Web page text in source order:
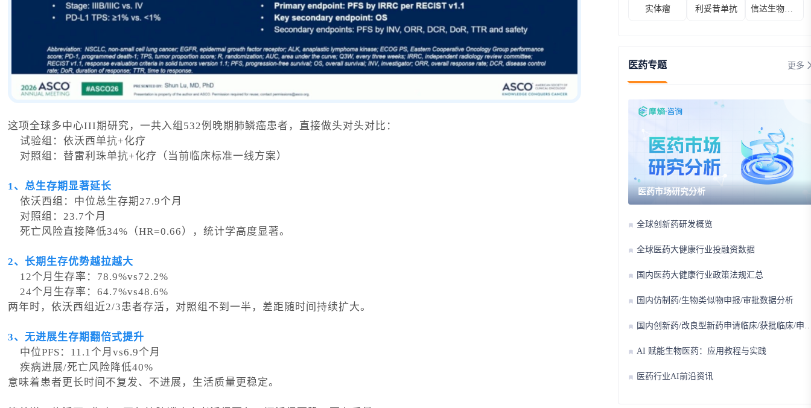
这项全球多中心III期研究，一共入组532例晚期肺鳞癌患者，直接做头对头对比：
试验组：依沃西单抗+化疗
对照组：替雷利珠单抗+化疗（当前临床标准一线方案）
1、总生存期显著延长
依沃西组：中位总生存期27.9个月
对照组：23.7个月
死亡风险直接降低34%（HR=0.66），统计学高度显著。
2、长期生存优势越拉越大
12个月生存率：78.9%vs72.2%
24个月生存率：64.7%vs48.6%
两年时，依沃西组近2/3患者存活，对照组不到一半，差距随时间持续扩大。
3、无进展生存期翻倍式提升
中位PFS：11.1个月vs6.9个月
疾病进展/死亡风险降低40%
意味着患者更长时间不复发、不进展，生活质量更稳定。
实体瘤 利妥昔单抗
医药专题 更多
医药市场研究分析
全球创新药研发概览
全球医药大健康行业投融资数据
国内医药大健康行业政策法规汇总
国内仿制药/生物类似物申报/审批数据分析
国内创新药/改良型新药申请临床/获批临床/申请上市/获批上市数据分析
AI 赋能生物医药：应用教程与实践
医药行业AI前沿资讯